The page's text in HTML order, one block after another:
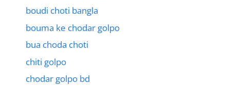
boudi choti bangla
bouma ke chodar golpo
bua choda choti
chiti golpo
chodar golpo bd